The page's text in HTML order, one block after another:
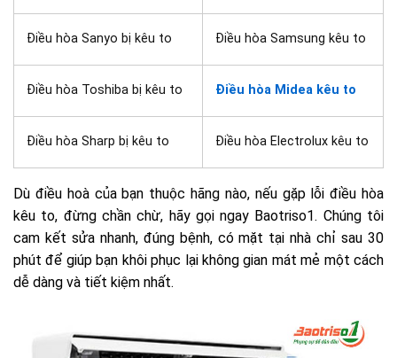
Điều hòa Sanyo bị kêu to Điều hòa Samsung kêu to
Điều hòa Toshiba bị kêu to Điều hòa Midea kêu to
Điều hòa Sharp bị kêu to Điều hòa Electrolux kêu to
Dù điều hoà của bạn thuộc hãng nào, nếu gặp lỗi điều hòa
kêu to, đừng chần chừ, hãy gọi ngay Baotriso1. Chúng tôi
cam kết sửa nhanh, đúng bệnh, có mặt tại nhà chỉ sau 30
phút để giúp bạn khôi phục lại không gian mát mẻ một cách
dễ dàng và tiết kiệm nhất.